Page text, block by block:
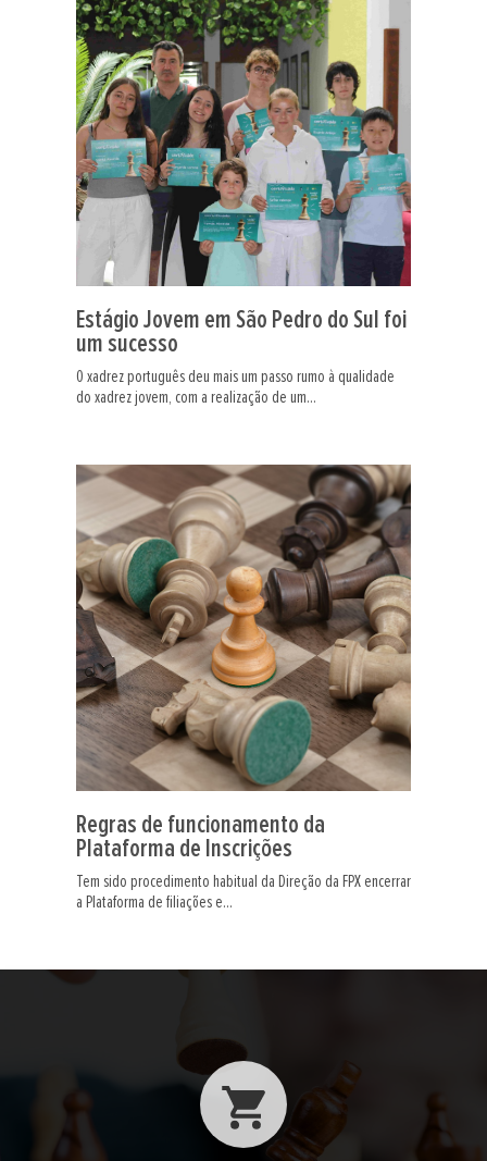
Estágio Jovem em São Pedro do Sul foi
um sucesso
O xadrez português deu mais um passo rumo à qualidade
do xadrez jovem, com a realização de um...
Regras de funcionamento da
Plataforma de Inscrições
Tem sido procedimento habitual da Direção da FPX encerrar
a Plataforma de filiações e...